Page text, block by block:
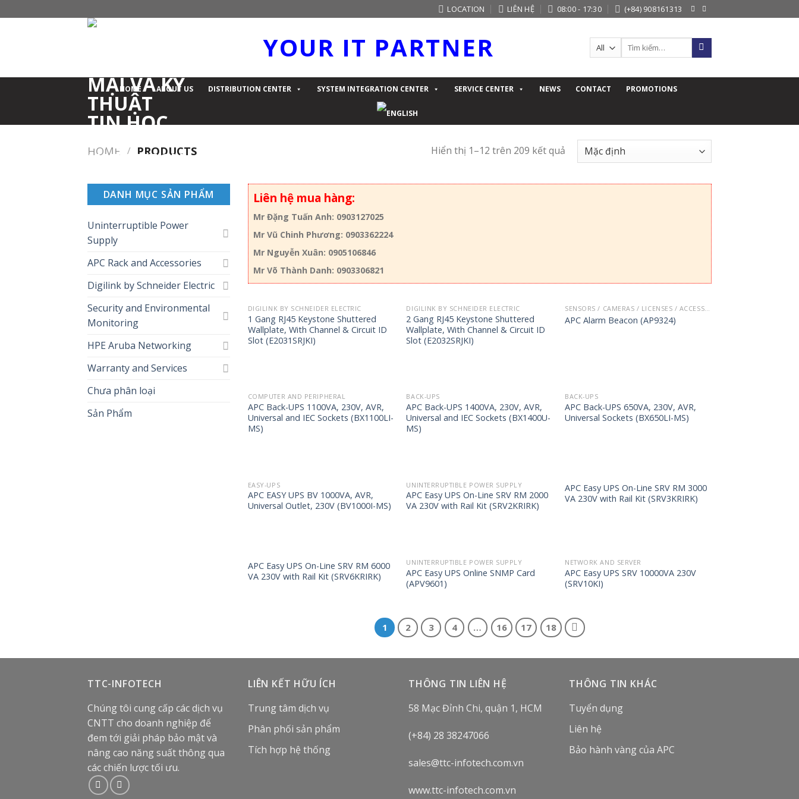
to
LOCATION LIÊN HỆ 08:00 - 17:30 (+84) 908161313
YOUR IT PARTNER
Search
HOME ABOUT US DISTRIBUTION CENTER SYSTEM INTEGRATION CENTER SERVICE CENTER NEWS CONTACT PROMOTIONS
HOME / PRODUCTS Hiển thị 1–12 trên 209 kết quả
DANH MỤC SẢN PHẨM
Uninterruptible Power
Supply
APC Rack and Accessories
Digilink by Schneider Electric
Security and Environmental
Monitoring
HPE Aruba Networking
Warranty and Services
Chưa phân loại
Sản Phẩm
Liên hệ mua hàng:
Mr Đặng Tuấn Anh: 0903127025
Mr Vũ Chinh Phương: 0903362224
Mr Nguyễn Xuân: 0905106846
Mr Võ Thành Danh: 0903306821
DIGILINK BY SCHNEIDER ELECTRIC
1 Gang RJ45 Keystone Shuttered
Wallplate, With Channel & Circuit ID
Slot (E2031SRJKI)
DIGILINK BY SCHNEIDER ELECTRIC
2 Gang RJ45 Keystone Shuttered
Wallplate, With Channel & Circuit ID
Slot (E2032SRJKI)
SENSORS / CAMERAS / LICENSES / ACCESSORIES
APC Alarm Beacon (AP9324)
COMPUTER AND PERIPHERAL
APC Back-UPS 1100VA, 230V, AVR,
Universal and IEC Sockets (BX1100LI-
MS)
BACK-UPS
APC Back-UPS 1400VA, 230V, AVR,
Universal and IEC Sockets (BX1400U-
MS)
BACK-UPS
APC Back-UPS 650VA, 230V, AVR,
Universal Sockets (BX650LI-MS)
EASY-UPS
APC EASY UPS BV 1000VA, AVR,
Universal Outlet, 230V (BV1000I-MS)
UNINTERRUPTIBLE POWER SUPPLY
APC Easy UPS On-Line SRV RM 2000
VA 230V with Rail Kit (SRV2KRIRK)
APC Easy UPS On-Line SRV RM 3000
VA 230V with Rail Kit (SRV3KRIRK)
APC Easy UPS On-Line SRV RM 6000
VA 230V with Rail Kit (SRV6KRIRK)
UNINTERRUPTIBLE POWER SUPPLY
APC Easy UPS Online SNMP Card
(APV9601)
NETWORK AND SERVER
APC Easy UPS SRV 10000VA 230V
(SRV10KI)
1 2 3 4 … 16 17 18
TTC-INFOTECH
Chúng tôi cung cấp các dịch vụ
CNTT cho doanh nghiệp để
đem tới giải pháp bảo mật và
nâng cao năng suất thông qua
các chiến lược tối ưu.
LIÊN KẾT HỮU ÍCH
Trung tâm dịch vụ
Phân phối sản phẩm
Tích hợp hệ thống
THÔNG TIN LIÊN HỆ
58 Mạc Đỉnh Chi, quận 1, HCM
(+84) 28 38247066
sales@ttc-infotech.com.vn
www.ttc-infotech.com.vn
THÔNG TIN KHÁC
Tuyển dụng
Liên hệ
Bảo hành vàng của APC